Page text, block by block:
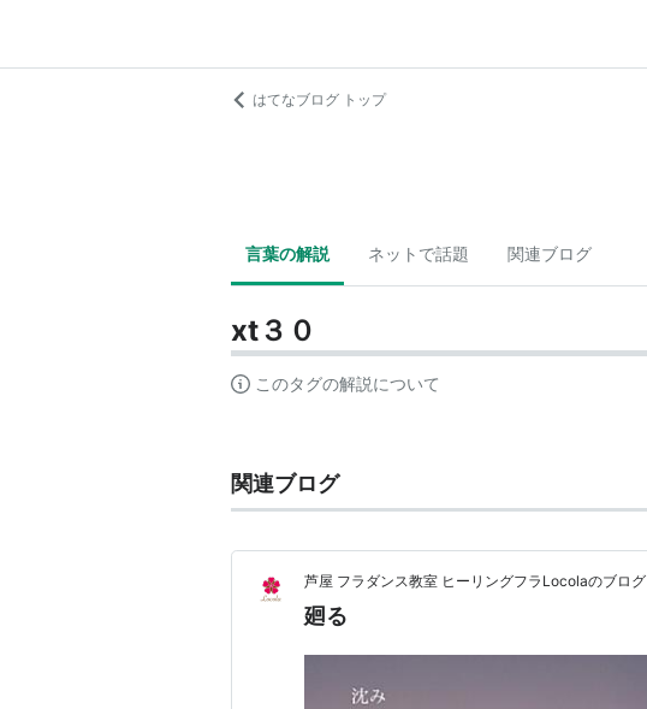
はてなブログ トップ
言葉の解説 ネットで話題 関連ブログ
xt３０
このタグの解説について
関連ブログ
芦屋 フラダンス教室 ヒーリングフラLocolaのブログ
廻る